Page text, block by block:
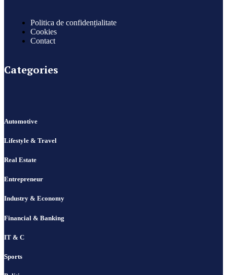
Politica de confidențialitate
Cookies
Contact
Categories
Automotive
Lifestyle & Travel
Real Estate
Entrepreneur
Industry & Economy
Financial & Banking
IT & C
Sports